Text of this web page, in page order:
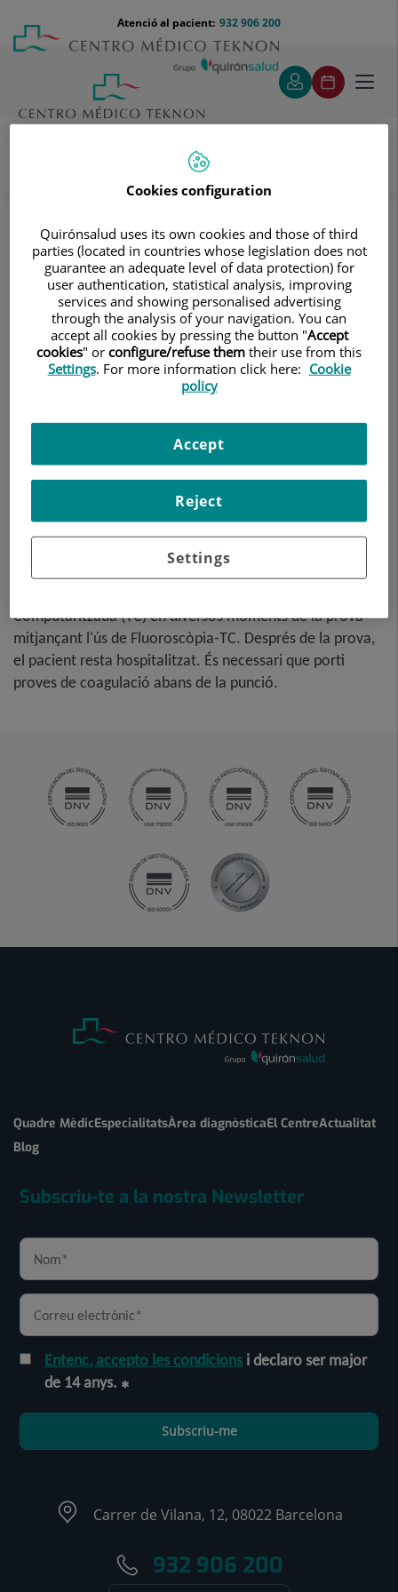
contingut
Menú
teléfono
cabecera
932 906 200
Atenció al pacient:
Proves diagnòstiques
Tomografia Computaritzada Multidetector
Intervencions guiades per TC
Drenatge abdominal guiat per TC
Drenatge abdominal guiat per TC
Consisteix en col·locar un
catèter de drenatge sobre
abdominal, amb la intenció
de buidar el màxim possible
d'aquesta col·lecció. El
pacient haurà de mantenir el
drenatge uns quants dies, normalment fins que no sigui
productiu. Sovint es realitza sota sedació, amb l'ajuda de
l'equip d'anestèsia. Tot el procediment es realitza
Computaritzada (TC) en diversos moments de la prova
mitjançant l'ús de Fluoroscòpia-TC. Després de la prova,
el pacient resta hospitalitzat. És necessari que porti
proves de coagulació abans de la punció.
Quadre MèdicEspecialitatsÀrea diagnòsticaEl CentreActualitat
Blog
Subscriu-te a la nostra Newsletter
Entenc, accepto les condicions i declaro ser major
de 14 anys.
Subscriu-me
Carrer de Vilana, 12, 08022 Barcelona
932 906 200
Cookies configuration
Quirónsalud uses its own cookies and those of third
parties (located in countries whose legislation does not
guarantee an adequate level of data protection) for
user authentication, statistical analysis, improving
services and showing personalised advertising
through the analysis of your navigation. You can
accept all cookies by pressing the button "Accept
cookies" or configure/refuse them their use from this
Settings. For more information click here: Cookie
policy
Settings
Reject
Accept